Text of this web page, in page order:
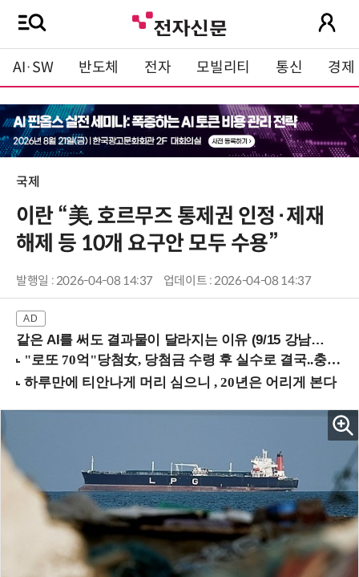
AI·SW 반도체 전자 모빌리티 통신 경제
국제
이란 “美, 호르무즈 통제권 인정·제재
해제 등 10개 요구안 모두 수용”
발행일 : 2026-04-08 14:37 업데이트 : 2026-04-08 14:37
같은 AI를 써도 결과물이 달라지는 이유 (9/15 강남역)